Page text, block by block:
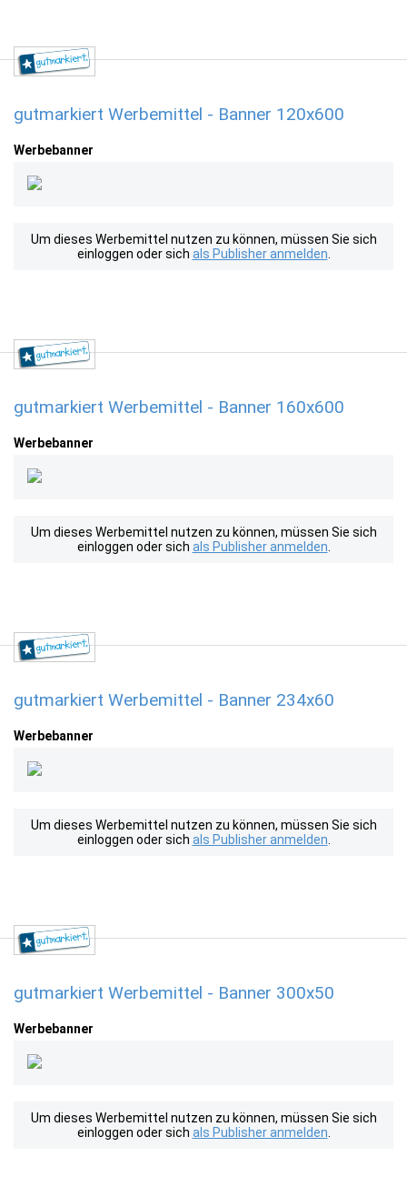
gutmarkiert Werbemittel - Banner 120x600
Werbebanner
Um dieses Werbemittel nutzen zu können, müssen Sie sich
einloggen oder sich als Publisher anmelden
gutmarkiert Werbemittel - Banner 160x600
Werbebanner
Um dieses Werbemittel nutzen zu können, müssen Sie sich
einloggen oder sich als Publisher anmelden
gutmarkiert Werbemittel - Banner 234x60
Werbebanner
Um dieses Werbemittel nutzen zu können, müssen Sie sich
einloggen oder sich als Publisher anmelden
gutmarkiert Werbemittel - Banner 300x50
Werbebanner
Um dieses Werbemittel nutzen zu können, müssen Sie sich
einloggen oder sich als Publisher anmelden